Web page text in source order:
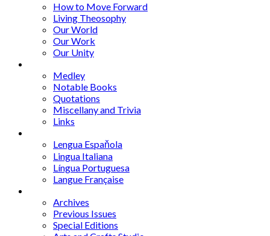
How to Move Forward
Living Theosophy
Our World
Our Work
Our Unity
Medley
Notable Books
Quotations
Miscellany and Trivia
Links
Lengua Espaňola
Lingua Italiana
Língua Portuguesa
Langue Française
Archives
Previous Issues
Special Editions